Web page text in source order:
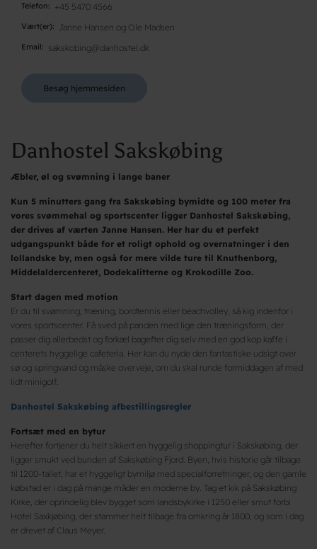
Telefon +45 5470 4566
Vært(er) Janne Hansen og Ole Madsen
Email sakskobing@danhostel.dk
Besøg hjemmesiden
Danhostel Sakskøbing
Æbler, øl og svømning i lange baner
Kun 5 minutters gang fra Sakskøbing bymidte og 100 meter fra
vores svømmehal og sportscenter ligger Danhostel Sakskøbing,
der drives af værten Janne Hansen. Her har du et perfekt
udgangspunkt både for et roligt ophold og overnatninger i den
lollandske by, men også for mere vilde ture til Knuthenborg,
Middelaldercenteret, Dodekalitterne og Krokodille Zoo.
Start dagen med motion
Er du til svømning, træning, bordtennis eller beachvolley, så kig indenfor i
vores sportscenter. Få sved på panden med lige den træningsform, der
passer dig allerbedst og forkæl bagefter dig selv med en god kop kaffe i
centerets hyggelige cafeteria. Her kan du nyde den fantastiske udsigt over
sø og springvand og måske overveje, om du skal runde formiddagen af med
lidt minigolf.
Danhostel Sakskøbing afbestillingsregler
Fortsæt med en bytur
Herefter fortjener du helt sikkert en hyggelig shoppingtur i Sakskøbing, der
ligger smukt ved bunden af Sakskøbing Fjord. Byen, hvis historie går tilbage
til 1200-tallet, har et hyggeligt bymiljø med specialforretninger, og den gamle
købstad er i dag på mange måder en moderne by. Tag et kik på Sakskøbing
Kirke, der oprindelig blev bygget som landsbykirke i 1250 eller smut forbi
Hotel Saxkjøbing, der stammer helt tilbage fra omkring år 1800, og som i dag
er drevet af Claus Meyer.